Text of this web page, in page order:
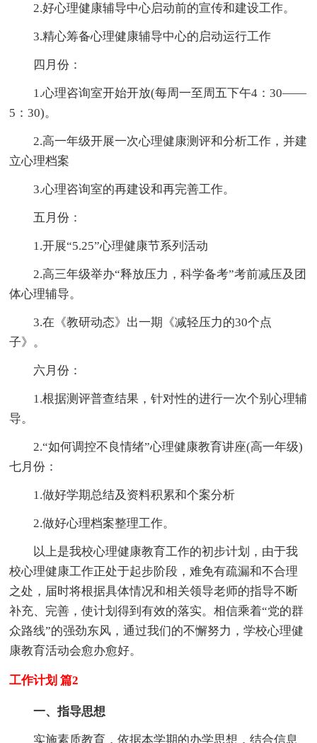
2.好心理健康辅导中心启动前的宣传和建设工作。
3.精心筹备心理健康辅导中心的启动运行工作
四月份：
1.心理咨询室开始开放(每周一至周五下午4：30——
5：30)。
2.高一年级开展一次心理健康测评和分析工作，并建
立心理档案
3.心理咨询室的再建设和再完善工作。
五月份：
1.开展“5.25”心理健康节系列活动
2.高三年级举办“释放压力，科学备考”考前减压及团
体心理辅导。
3.在《教研动态》出一期《减轻压力的30个点
子》。
六月份：
1.根据测评普查结果，针对性的进行一次个别心理辅
导。
2.“如何调控不良情绪”心理健康教育讲座(高一年级)
七月份：
1.做好学期总结及资料积累和个案分析
2.做好心理档案整理工作。
以上是我校心理健康教育工作的初步计划，由于我
校心理健康工作正处于起步阶段，难免有疏漏和不合理
之处，届时将根据具体情况和相关领导老师的指导不断
补充、完善，使计划得到有效的落实。相信乘着“党的群
众路线”的强劲东风，通过我们的不懈努力，学校心理健
康教育活动会愈办愈好。
工作计划 篇2
一、指导思想
实施素质教育，依据本学期的办学思想，结合信息